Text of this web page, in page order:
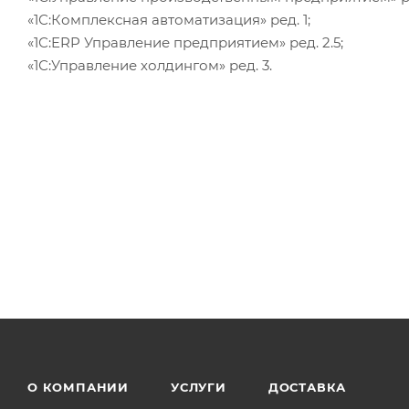
«1С:Комплексная автоматизация» ред. 1;
«1С:ERP Управление предприятием» ред. 2.5;
«1С:Управление холдингом» ред. 3.
О КОМПАНИИ УСЛУГИ ДОСТАВКА